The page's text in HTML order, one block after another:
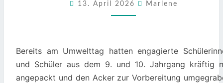
POWER
13. April 2026 Marlene
Bereits am Umwelttag hatten engagierte
und Schüler aus dem 9. und 10. Jahrgang kräftig
angepackt und den Acker zur Vorbereitung